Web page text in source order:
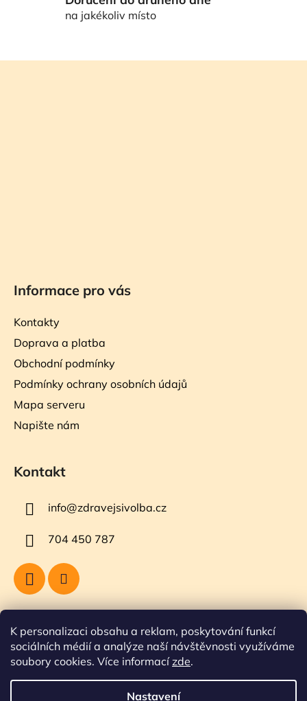
K personalizaci obsahu a reklam, poskytování funkcí
sociálních médií a analýze naší návštěvnosti využíváme
soubory cookies. Více informacízde.
Nastavení
i
na jakékoliv místo
Informace pro vás
Kontakty
Doprava a platba
Obchodní podmínky
Podmínky ochrany osobních údajů
Mapa serveru
Napište nám
Kontakt
info@zdravejsivolba.cz
704 450 787
Přijímáme online platby